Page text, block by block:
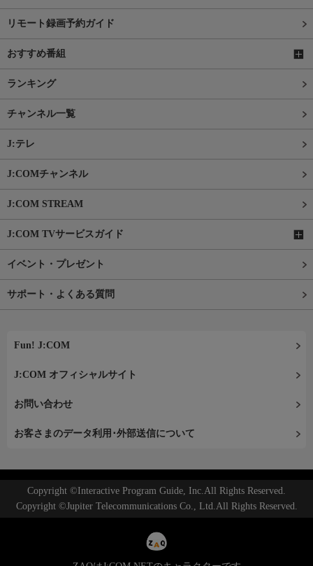
リモート録画予約ガイド
おすすめ番組
ランキング
チャンネル一覧
J:テレ
J:COMチャンネル
J:COM STREAM
J:COM TVサービスガイド
イベント・プレゼント
サポート・よくある質問
Fun! J:COM
J:COM オフィシャルサイト
お問い合わせ
お客さまのデータ利用･外部送信について
Copyright ©Interactive Program Guide, Inc.All Rights Reserved.
Copyright ©Jupiter Telecommunications Co., Ltd.All Rights Reserved.